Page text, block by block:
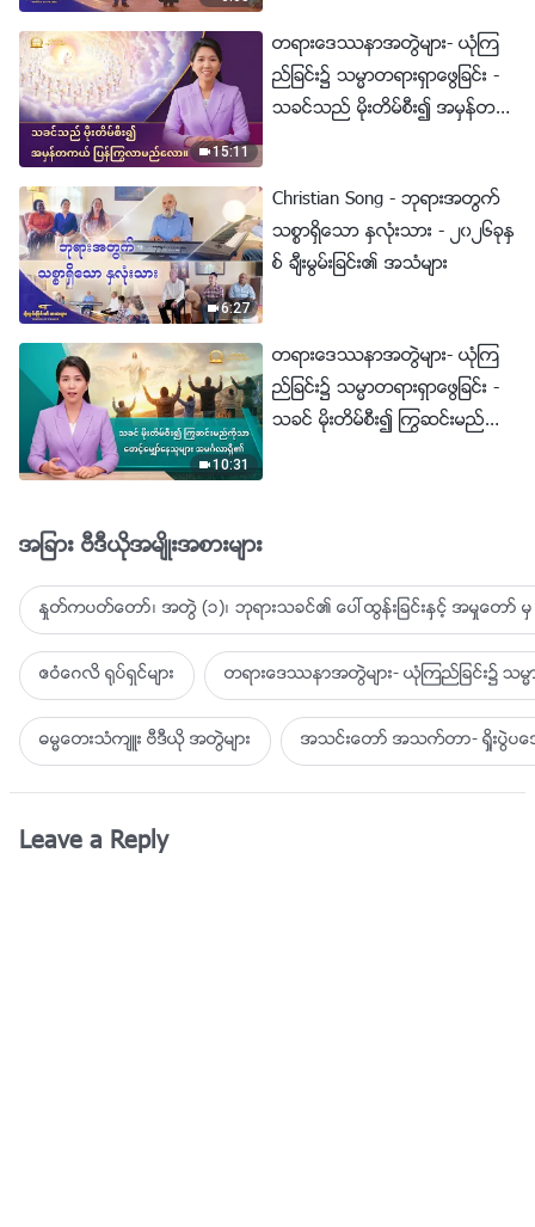
15:11
တရားေဒႆနာအတြဲမ်ား- ယုံၾက
ည္ျခင္း၌ သမၼာတရားရွာေဖြျခင္း -
သခင္သည္ မိုးတိမ္စီး၍ အမွန္တက
6:27
Christian Song - ဘုရားအတြက္
သစၥာရွိေသာ ႏွလုံးသား - ၂၀၂၆ခုႏွ
စ္ ခ်ီးမြမ္းျခင္း၏ အသံမ်ား
10:31
တရားေဒႆနာအတြဲမ်ား- ယုံၾက
ည္ျခင္း၌ သမၼာတရားရွာေဖြျခင္း -
သခင္ မိုးတိမ္စီး၍ ႂကြဆင္းမည္ကို
အျခား ဗီဒီယိုအမ်ိဳးအစားမ်ား
ႏႈတ္ကပတ္ေတာ္၊ အတြဲ (၁)၊ ဘုရားသခင္၏ ေပၚထြန္းျခင္းႏွင့္ အမႈေတာ္ မွ
ဧဝံေဂလိ ႐ုပ္ရွင္မ်ား တရားေဒႆနာအတြဲမ်ား- ယုံၾကည္ျခင္း၌ သမၼာတ
ဓမၼေတးသံက်ဴး ဗီဒီယို အတြဲမ်ား အသင္းေတာ္ အသက္တာ- ရႈိးပြဲ
Leave a Reply